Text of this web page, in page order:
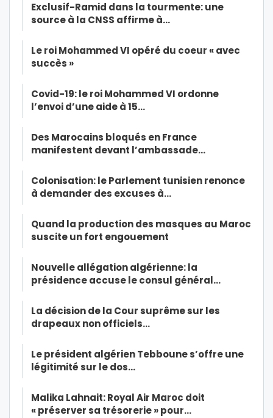
Exclusif-Ramid dans la tourmente: une
source à la CNSS affirme à…
Le roi Mohammed VI opéré du coeur « avec
succès »
Covid-19: le roi Mohammed VI ordonne
l’envoi d’une aide à 15…
Des Marocains bloqués en France
manifestent devant l’ambassade…
Colonisation: le Parlement tunisien renonce
à demander des excuses à…
Quand la production des masques au Maroc
suscite un fort engouement
Nouvelle allégation algérienne: la
présidence accuse le consul général…
La décision de la Cour suprême sur les
drapeaux non officiels…
Le président algérien Tebboune s’offre une
légitimité sur le dos…
Malika Lahnait: Royal Air Maroc doit
« préserver sa trésorerie » pour…